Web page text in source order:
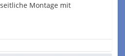
Montage mit